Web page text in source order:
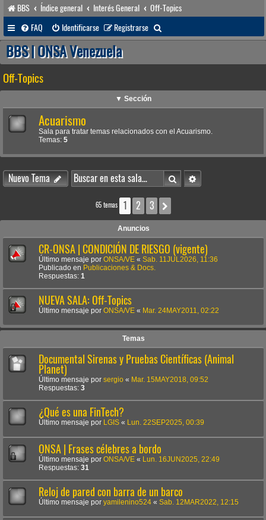
BBS Índice general Interés General
Off-Topics
FAQ
Identificarse Registrarse
u
a
r
BBS | ONSA Venezuela
Off-Topics
▼ Sección
Acuarismo
Sala para tratar temas relacionados con el Acuarismo.
Temas: 5
Nuevo Tema BuscarBúsqueda avanzada
65 temas 1 2 3
Anuncios
CR-ONSA | CONDICIÓN DE RIESGO (vigente)
Último mensaje por ONSA/VE « Sab. 11JUL2026, 11:36
Publicado en Publicaciones & Docs.
Respuestas: 1
NUEVA SALA: Off-Topics
Último mensaje por ONSA/VE « Mar. 24MAY2011, 02:22
Temas
Documental Sirenas y Pruebas Científicas (Animal
Planet)
Último mensaje por sergio « Mar. 15MAY2018, 09:52
Respuestas: 3
¿Qué es una FinTech?
Último mensaje por LGIS « Lun. 22SEP2025, 00:39
ONSA | Frases célebres a bordo
Último mensaje por ONSA/VE «
Lun. 16JUN2025, 22:49
Respuestas: 31
Reloj de pared con barra de un barco
Último mensaje por yamilenino524 « Sab. 12MAR2022, 12:15